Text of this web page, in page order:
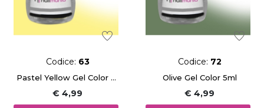
Codice: 63
Pastel Yellow Gel Color 5ml
€ 4,99
Codice: 72
Olive Gel Color 5ml
€ 4,99